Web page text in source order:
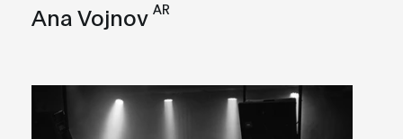
Ana Vojnov AR